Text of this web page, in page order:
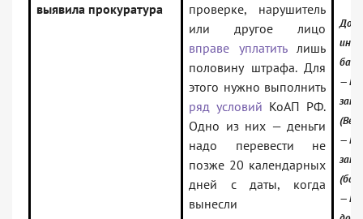
выявила прокуратура
проверке, нарушитель
или другое лицо
вправе уплатитьлишь
половину штрафа. Для
этого нужно выполнить
ряд условий КоАП РФ.
Одно из них — деньги
надо перевести не
позже 20 календарных
дней с даты, когда
вынесли
—
—
—